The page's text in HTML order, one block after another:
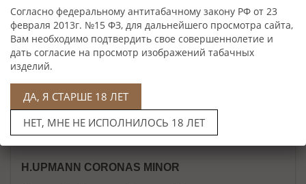
Описание
Нет в наличии
H.UPMANN CORONAS MINOR
Согласно федеральному антитабачному закону РФ от 23
февраля 2013г. №15 ФЗ, для дальнейшего просмотра сайта,
Вам необходимо подтвердить свое совершеннолетие и
дать согласие на просмотр изображений табачных
изделий.
ДА, Я СТАРШЕ 18 ЛЕТ
НЕТ, МНЕ НЕ ИСПОЛНИЛОСЬ 18 ЛЕТ